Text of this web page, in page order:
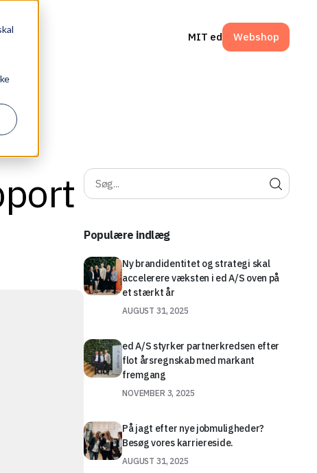
MIT ed Webshop
Populære indlæg
Ny brandidentitet og strategi skal
accelerere væksten i ed A/S oven på
et stærkt år
AUGUST 31, 2025
ed A/S styrker partnerkredsen efter
flot årsregnskab med markant
fremgang
NOVEMBER 3, 2025
På jagt efter nye jobmuligheder?
Besøg vores karriereside.
AUGUST 31, 2025